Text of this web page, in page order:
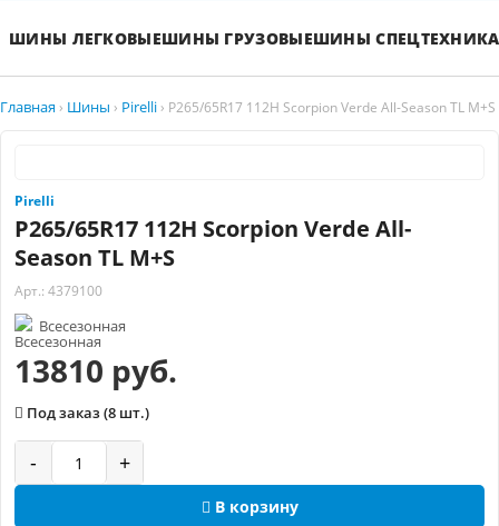
ШИНЫ ЛЕГКОВЫЕШИНЫ ГРУЗОВЫЕШИНЫ СПЕЦТЕХНИКА
Главная › Шины › Pirelli › P265/65R17 112H Scorpion Verde All-Season TL M+S
Pirelli
P265/65R17 112H Scorpion Verde All-
Season TL M+S
Арт.: 4379100
Всесезонная
13810 руб.
Под заказ (8 шт.)
- +
В корзину